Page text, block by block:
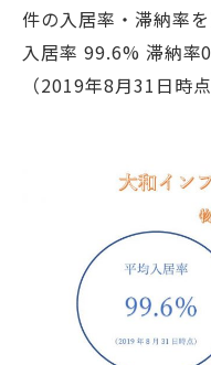
件の入居率・滞納率
入居率 99.6% 滞納率
（2019年8月31日時